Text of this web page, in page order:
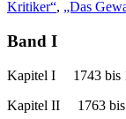
Kritiker“, „Das
Band I
Kapitel I 1743 bis
Kapitel II 1763 bis